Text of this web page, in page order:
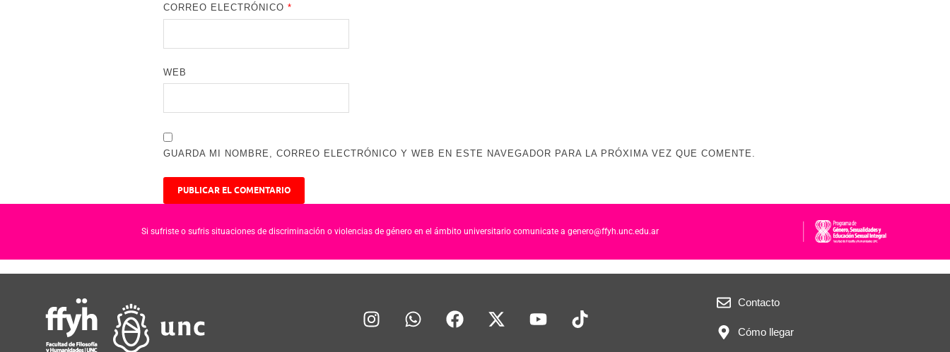
CORREO ELECTRÓNICO*
WEB
GUARDA MI NOMBRE, CORREO ELECTRÓNICO Y WEB EN ESTE NAVEGADOR PARA LA PRÓXIMA VEZ QUE COMENTE.
Si sufriste o sufris situaciones de discriminación o violencias de género en el ámbito universitario comunicate a genero@ffyh.unc.edu.ar
Contacto
Cómo llegar